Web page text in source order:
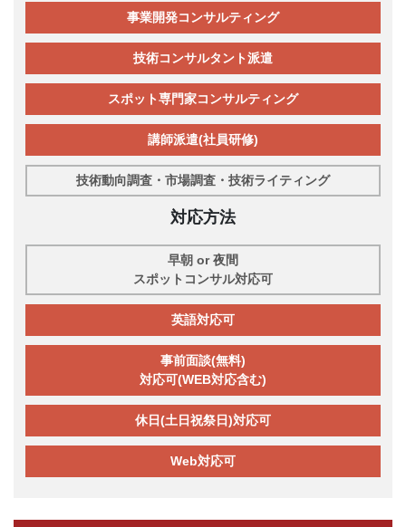
事業開発コンサルティング
技術コンサルタント派遣
スポット専門家コンサルティング
講師派遣(社員研修)
技術動向調査・市場調査・技術ライティング
対応方法
早朝 or 夜間
スポットコンサル対応可
英語対応可
事前面談(無料)
対応可(WEB対応含む)
休日(土日祝祭日)対応可
Web対応可